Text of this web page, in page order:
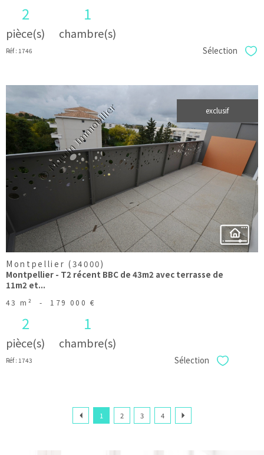
2
pièce(s)
1
chambre(s)
Réf : 1746 Sélection
exclusif
voir le
bien
Montpellier (34000)
Montpellier - T2 récent BBC de 43m2 avec terrasse de
11m2 et...
43 m² - 179 000 €
2
pièce(s)
1
chambre(s)
Réf : 1743 Sélection Sélectionner
1 2 3 4